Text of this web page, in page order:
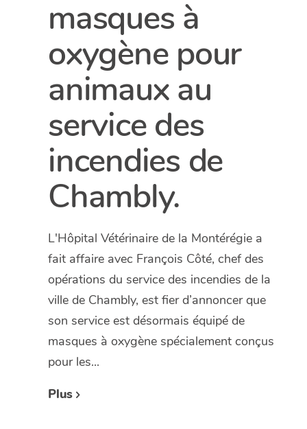
masques à
oxygène pour
animaux au
service des
incendies de
Chambly.
L'Hôpital Vétérinaire de la Montérégie a
fait affaire avec François Côté, chef des
opérations du service des incendies de la
ville de Chambly, est fier d’annoncer que
son service est désormais équipé de
masques à oxygène spécialement conçus
pour les...
Plus